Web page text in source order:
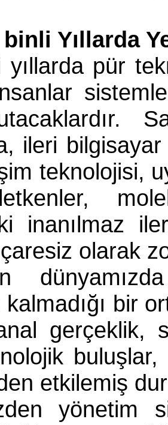
Yıllarda
yıllarda pür
ileri
teknolojisi,
inanılmaz
olarak
bir
gerçeklik,
buluşlar,
etkilemiş
yönetim